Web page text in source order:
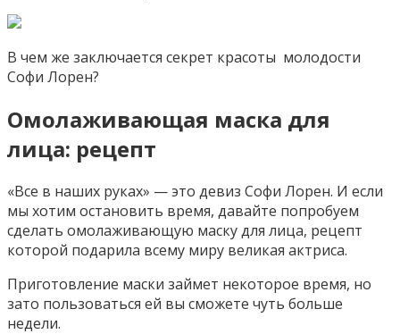
В чем же заключается секрет красоты молодости
Софи Лорен?
Омолаживающая маска для
лица: рецепт
«Все в наших руках» — это девиз Софи Лорен. И если
мы хотим остановить время, давайте попробуем
сделать омолаживающую маску для лица, рецепт
которой подарила всему миру великая актриса.
Приготовление маски займет некоторое время, но
зато пользоваться ей вы сможете чуть больше
недели.